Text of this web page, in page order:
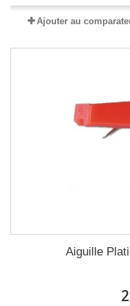
Ajouter au
Aiguille